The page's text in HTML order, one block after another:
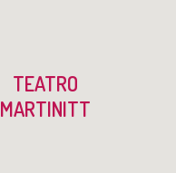
TEATRO
MARTINITT